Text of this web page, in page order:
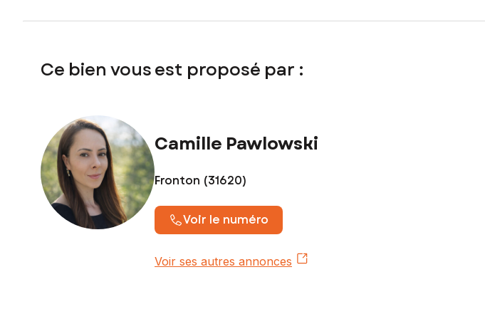
Ce bien vous est proposé par :
Camille Pawlowski
Fronton (31620)
Voir le numéro
Voir ses autres annonces